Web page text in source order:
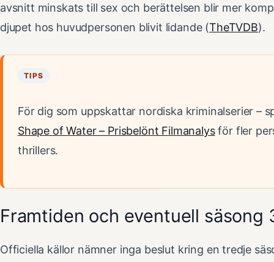
avsnitt minskats till sex och berättelsen blir mer
djupet hos huvudpersonen blivit lidande (TheTVDB).
TIPS
För dig som uppskattar nordiska kriminalserier –
Shape of Water – Prisbelönt Filmanalysför fler
thrillers.
Framtiden och eventuell säsong
Officiella källor nämner inga beslut kring en tredje